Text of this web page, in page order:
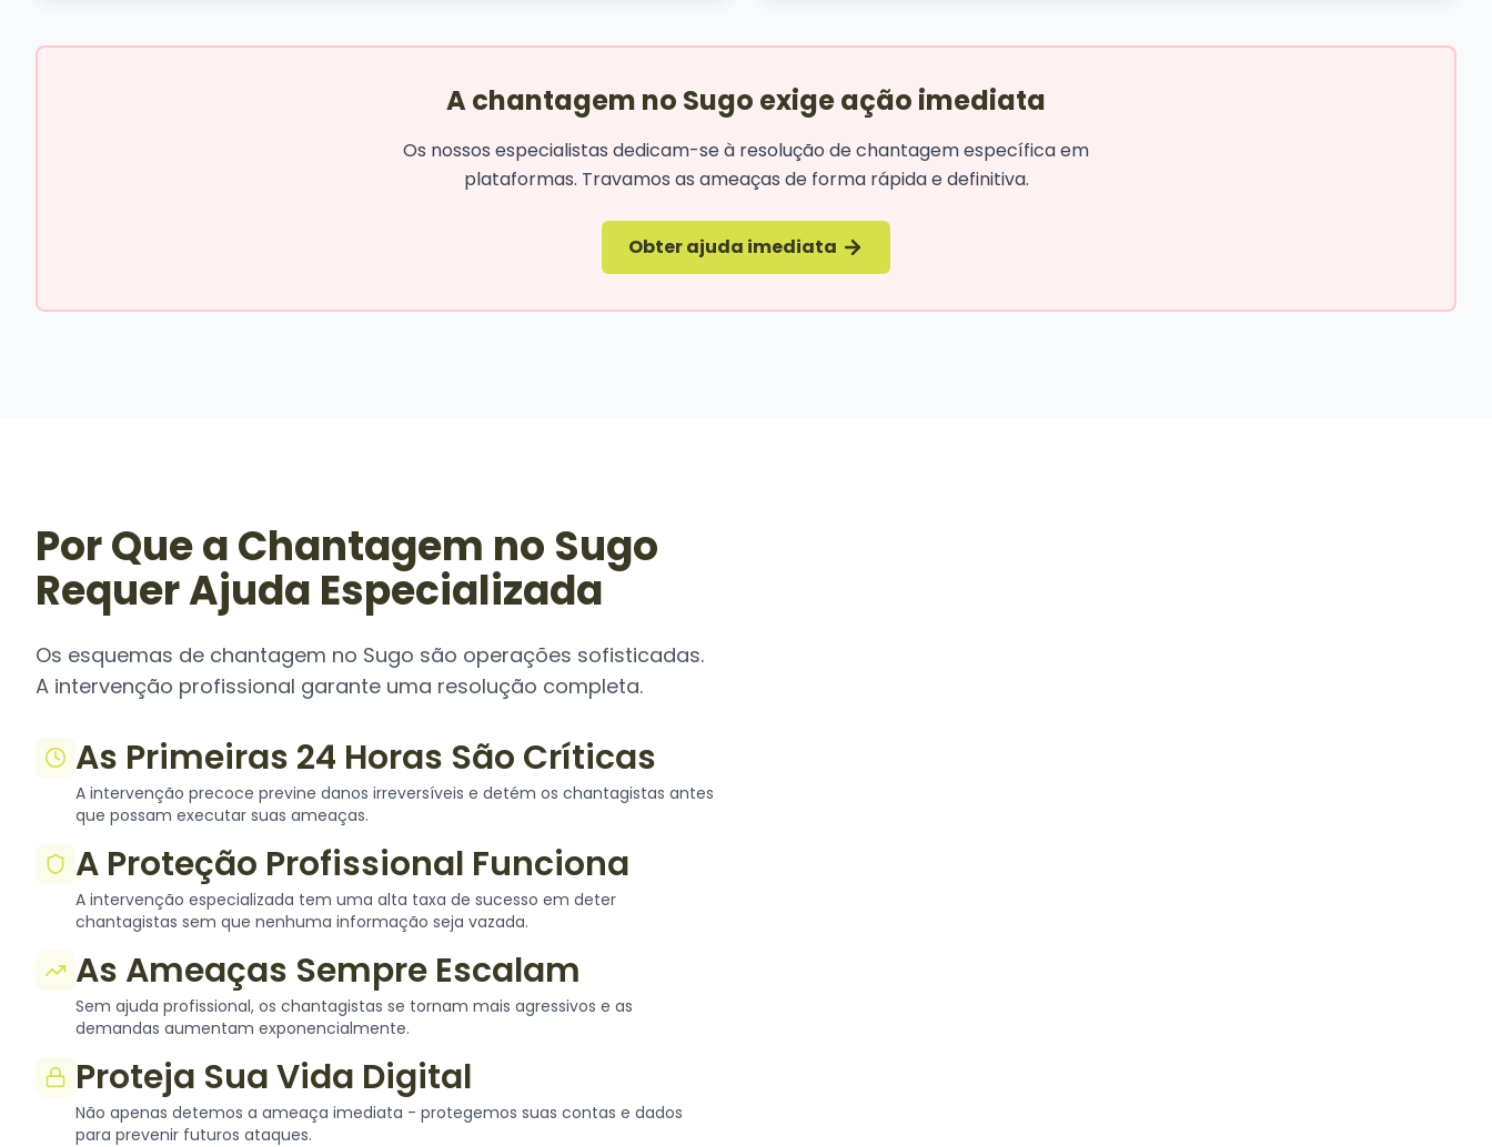
A chantagem no Sugo exige ação imediata
Os nossos especialistas dedicam-se à resolução de chantagem específica em
plataformas. Travamos as ameaças de forma rápida e definitiva.
Obter ajuda imediata
Por Que a Chantagem no Sugo
Requer Ajuda Especializada
Os esquemas de chantagem no Sugo são operações sofisticadas.
A intervenção profissional garante uma resolução completa.
As Primeiras 24 Horas São Críticas
A intervenção precoce previne danos irreversíveis e detém os chantagistas antes
que possam executar suas ameaças.
A Proteção Profissional Funciona
A intervenção especializada tem uma alta taxa de sucesso em deter
chantagistas sem que nenhuma informação seja vazada.
As Ameaças Sempre Escalam
Sem ajuda profissional, os chantagistas se tornam mais agressivos e as
demandas aumentam exponencialmente.
Proteja Sua Vida Digital
Não apenas detemos a ameaça imediata - protegemos suas contas e dados
para prevenir futuros ataques.